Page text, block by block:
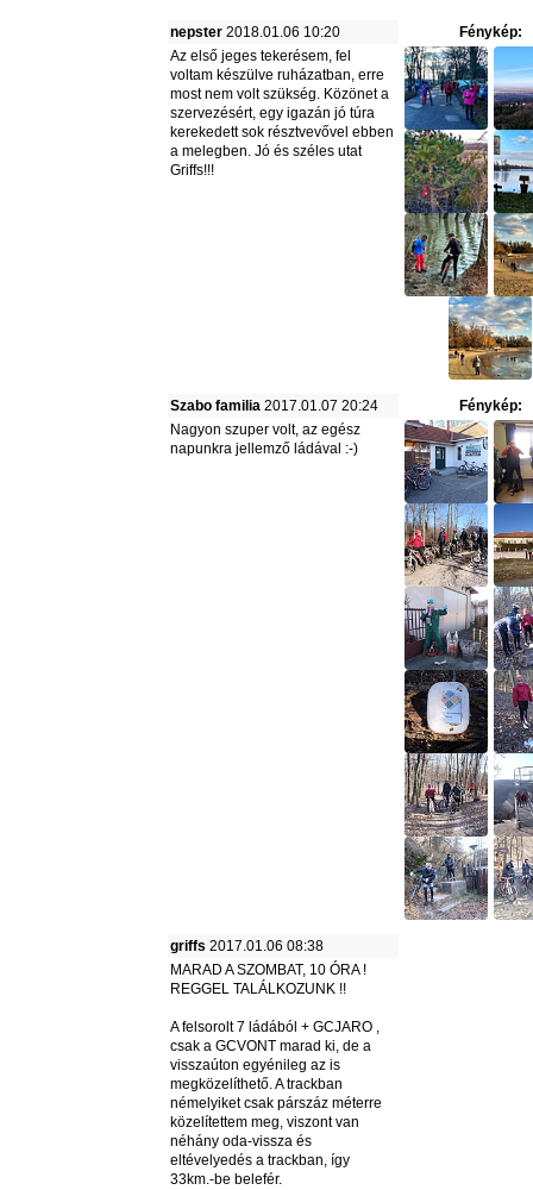
nepster 2018.01.06 10:20
Fénykép:
Az első jeges tekerésem, fel
voltam készülve ruházatban, erre
most nem volt szükség. Közönet a
szervezésért, egy igazán jó túra
kerekedett sok résztvevővel ebben
a melegben. Jó és széles utat
Griffs!!!
Szabo familia 2017.01.07 20:24
Fénykép:
Nagyon szuper volt, az egész
napunkra jellemző ládával :-)
griffs 2017.01.06 08:38
MARAD A SZOMBAT, 10 ÓRA !
REGGEL TALÁLKOZUNK !!
A felsorolt 7 ládából + GCJARO ,
csak a GCVONT marad ki, de a
visszaúton egyénileg az is
megközelíthető. A trackban
némelyiket csak párszáz méterre
közelítettem meg, viszont van
néhány oda-vissza és
eltévelyedés a trackban, így
33km.-be belefér.